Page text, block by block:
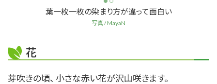
葉一枚一枚の染まり方が違って面白い
写真 / MayaN
花
芽吹きの頃、 小さな赤い花が沢山咲きます。